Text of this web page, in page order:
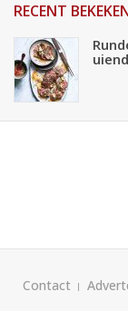
RECENT
Contact